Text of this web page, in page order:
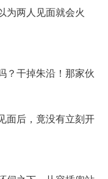
两人见面就会火
干掉朱沿！那家伙
后，竟没有立刻开